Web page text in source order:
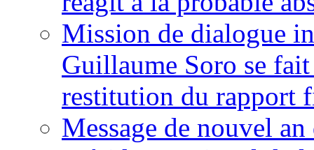
Mission de dialogue
Guillaume Soro se
restitution du rapport
Message de nouvel